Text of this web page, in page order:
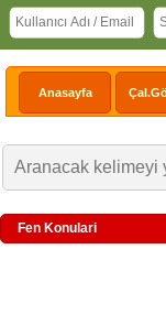
Anasayfa
Fen Konulari